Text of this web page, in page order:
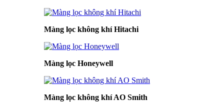
Màng lọc không khí Hitachi
Màng lọc Honeywell
Màng lọc không khí AO Smith